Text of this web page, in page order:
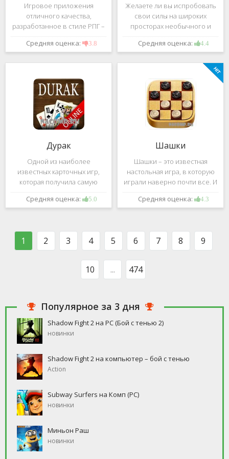
Игровое приложения
отличного качества,
разработанное в стиле РПГ –
это, конечно же, Dark
Avenger. В ней вы сможете
большое количество
проблем на свою
Средняя оценка: 3.8
Желаете ли вы испробовать
свои силы на широких
просторах необычного и
удивительного мира,
который наполнен
Если да, тогда вам к нам. Игра,
которую мы вам предложим
ниже и о
Средняя оценка: 4.4
Дурак
Одной из наиболее
известных карточных игр,
которая получила самую
большую известность среди
всех людей всех возрастных
такого человека, который бы
Средняя оценка: 5.0
Шашки
Шашки – это известная
настольная игра, в которую
играли наверно почти все. И
это не странно. Эта игра
имеет не сложные правила и
свободное время, но
Средняя оценка: 4.3
1 2 3 4 5 6 7 8 9
10 ... 474
Популярное за 3 дня
Shadow Fight 2 на PC (Бой с тенью 2)
новинки
Shadow Fight 2 на компьютер – бой с тенью
Action
Subway Surfers на Комп (PC)
новинки
Миньон Раш
новинки